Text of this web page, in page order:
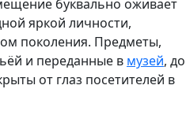
буквально оживает
яркой личности,
поколения. Предметы,
и переданные в музей, до
от глаз посетителей в